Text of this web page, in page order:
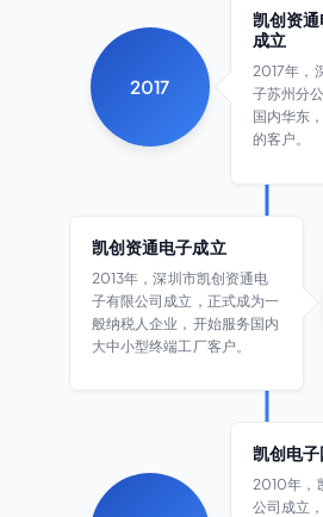
2017
凯创资
成立
2017年，
子苏州分
国内华东
的客户。
凯创资通电子成立
2013年，深圳市凯创资通电
子有限公司成立，正式成为一
般纳税人企业，开始服务国内
大中小型终端工厂客户。
凯创电
2010年，
公司成立